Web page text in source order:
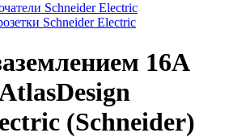
Schneider Electric
Schneider Electric
16А
(Schneider)